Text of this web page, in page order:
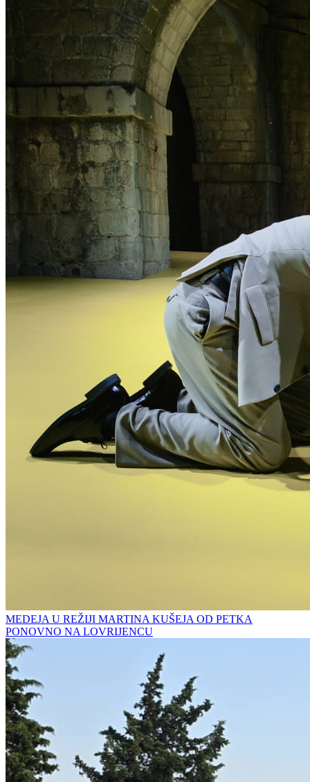
MEDEJA U REŽIJI MARTINA KUŠEJA OD PETKA
PONOVNO NA LOVRIJENCU